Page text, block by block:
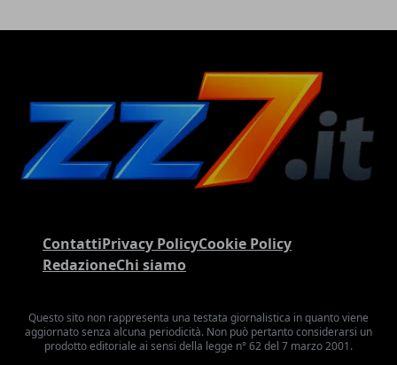
ContattiPrivacy PolicyCookie Policy
RedazioneChi siamo
Questo sito non rappresenta una testata giornalistica in quanto viene
aggiornato senza alcuna periodicità. Non può pertanto considerarsi un
prodotto editoriale ai sensi della legge n° 62 del 7 marzo 2001.